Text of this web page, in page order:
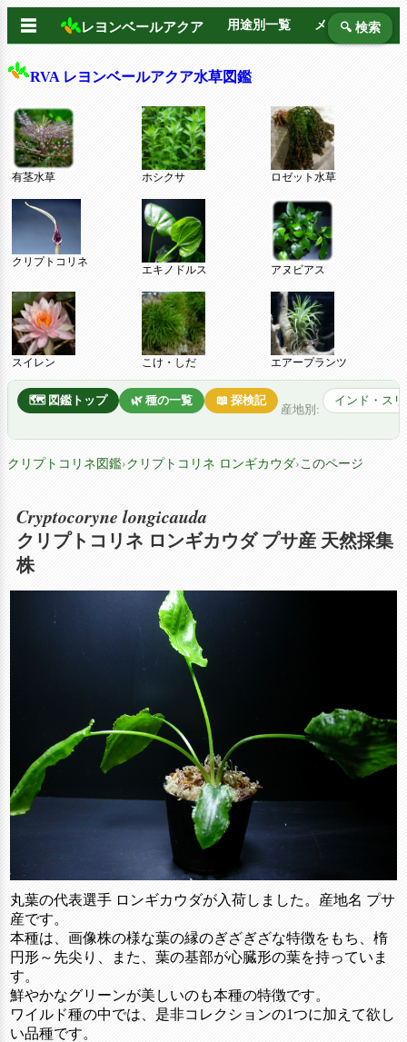
☰ レヨンベールアクア 用途別一覧 メーカー別
🔍 検索
RVA レヨンベールアクア水草図鑑
有茎水草 ホシクサ ロゼット水草
クリプトコリネ
エキノドルス アヌビアス
スイレン こけ・しだ エアープランツ
🗺️ 図鑑トップ 🌿 種の一覧 📖 探検記
産地別:
インド・ス
クリプトコリネ図鑑›クリプトコリネ ロンギカウダ› このページ
Cryptocoryne longicauda
クリプトコリネ ロンギカウダ プサ産 天然採集
株
丸葉の代表選手 ロンギカウダが入荷しました。産地名 プサ
産です。
本種は、画像株の様な葉の縁のぎざぎざな特徴をもち、楕
円形～先尖り、また、葉の基部が心臓形の葉を持っていま
す。
鮮やかなグリーンが美しいのも本種の特徴です。
ワイルド種の中では、是非コレクションの1つに加えて欲し
い品種です。